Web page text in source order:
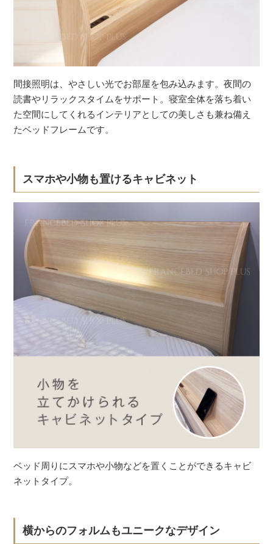
間接照明は、やさしい光でお部屋を包み込みます。夜間の
読書やリラックスタイムをサポート。寝室全体を落ち着い
た空間にしてくれるインテリアとしての美しさも兼ね備え
たベッドフレームです。
スマホや小物も置けるキャビネット
ベッド周りにスマホや小物などを置くことができるキャビ
ネットタイプ。
横からのフォルムもユニークなデザイン